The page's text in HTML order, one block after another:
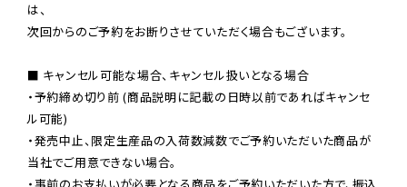
は、
次回からのご予約をお断りさせていただく場合もございます。
■ キャンセル可能な場合、キャンセル扱いとなる場合
・予約締め切り前 (商品説明に記載の日時以前であればキャンセ
ル可能)
・発売中止、限定生産品の入荷数減数でご予約いただいた商品が
当社でご用意できない場合。